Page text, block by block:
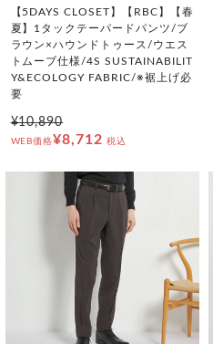
【5DAYS CLOSET】【RBC】【春
夏】1タックテーパードパンツ/ブ
ラウン×ハウンドトゥース/ウエス
トムーブ仕様/4S SUSTAINABILIT
Y&ECOLOGY FABRIC/※裾上げ必
要
¥10,890
WEB価格¥8,712 税込